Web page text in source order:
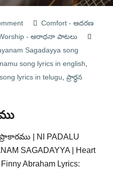
Comfort - ఆదరణ
- ఆరాధనా పాటలు
Sagadayya song
song lyrics in english
lyrics in telugu ప్రార్ధన
| NI PADALU
SAGADAYYA | Heart
Abraham Lyrics: